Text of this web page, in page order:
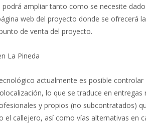
podrá ampliar tanto como se necesite
web del proyecto donde se ofrecerá
de venta del proyecto.
La Pineda
actualmente es posible
lo que se traduce en
y propios (no subcontratados)
el callejero, así como vías alternativas en